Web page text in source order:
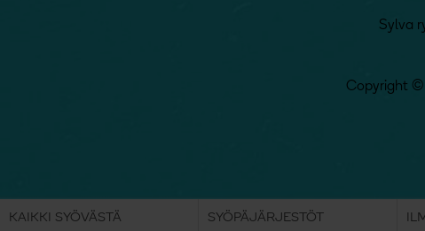
Sylva
Copyright ©
KAIKKI SYÖVÄSTÄ SYÖPÄJÄRJESTÖT